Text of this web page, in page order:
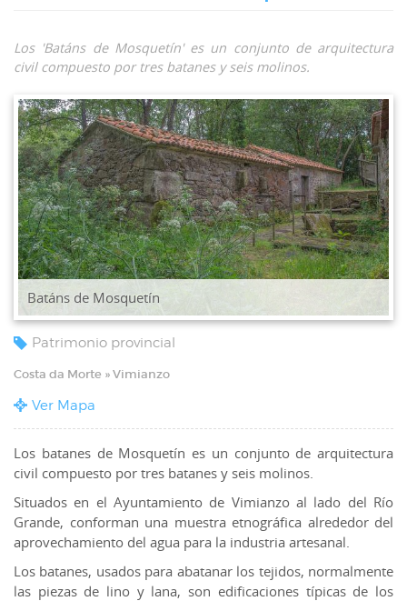
Los 'Batáns de Mosquetín' es un conjunto de arquitectura
civil compuesto por tres batanes y seis molinos.
Batáns de Mosquetín
Patrimonio provincial
Costa da Morte » Vimianzo
Ver Mapa
Los batanes de Mosquetín es un conjunto de arquitectura
civil compuesto por tres batanes y seis molinos.
Situados en el Ayuntamiento de Vimianzo al lado del Río
Grande, conforman una muestra etnográfica alrededor del
aprovechamiento del agua para la industria artesanal.
Los batanes, usados para abatanar los tejidos, normalmente
las piezas de lino y lana, son edificaciones típicas de los